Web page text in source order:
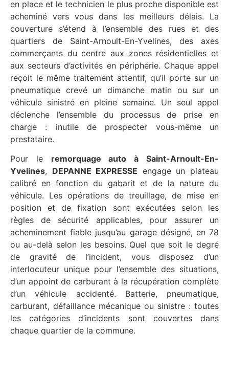
en place et le technicien le plus proche disponible est
acheminé vers vous dans les meilleurs délais. La
couverture s’étend à l’ensemble des rues et des
quartiers de Saint-Arnoult-En-Yvelines, des axes
commerçants du centre aux zones résidentielles et
aux secteurs d’activités en périphérie. Chaque appel
reçoit le même traitement attentif, qu’il porte sur un
pneumatique crevé un dimanche matin ou sur un
véhicule sinistré en pleine semaine. Un seul appel
déclenche l’ensemble du processus de prise en
charge : inutile de prospecter vous-même un
prestataire.
Pour le remorquage auto à Saint-Arnoult-En-
Yvelines, DEPANNE EXPRESSE engage un plateau
calibré en fonction du gabarit et de la nature du
véhicule. Les opérations de treuillage, de mise en
position et de fixation sont exécutées selon les
règles de sécurité applicables, pour assurer un
acheminement fiable jusqu’au garage désigné, en 78
ou au-delà selon les besoins. Quel que soit le degré
de gravité de l’incident, vous disposez d’un
interlocuteur unique pour l’ensemble des situations,
d’un appoint de carburant à la récupération complète
d’un véhicule accidenté. Batterie, pneumatique,
carburant, défaillance mécanique ou sinistre : toutes
les catégories d’incidents sont couvertes dans
chaque quartier de la commune.